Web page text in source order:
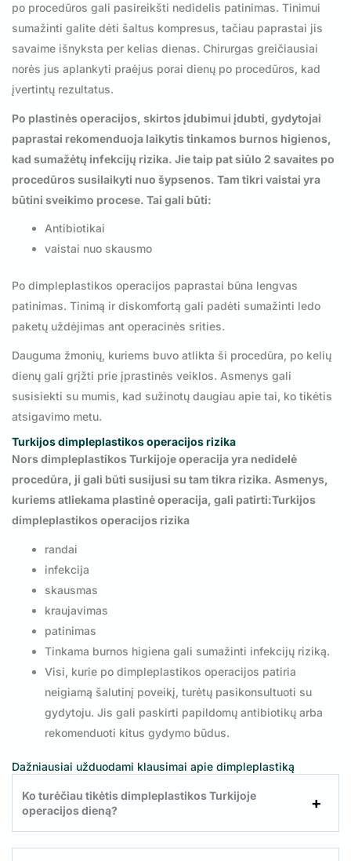
po procedūros gali pasireikšti nedidelis patinimas. Tinimui
sumažinti galite dėti šaltus kompresus, tačiau paprastai jis
savaime išnyksta per kelias dienas. Chirurgas greičiausiai
norės jus aplankyti praėjus porai dienų po procedūros, kad
įvertintų rezultatus.
Po plastinės operacijos, skirtos įdubimui įdubti, gydytojai
paprastai rekomenduoja laikytis tinkamos burnos higienos,
kad sumažėtų infekcijų rizika. Jie taip pat siūlo 2 savaites po
procedūros susilaikyti nuo šypsenos. Tam tikri vaistai yra
būtini sveikimo procese. Tai gali būti:
Antibiotikai
vaistai nuo skausmo
Po dimpleplastikos operacijos paprastai būna lengvas
patinimas. Tinimą ir diskomfortą gali padėti sumažinti ledo
paketų uždėjimas ant operacinės srities.
Dauguma žmonių, kuriems buvo atlikta ši procedūra, po kelių
dienų gali grįžti prie įprastinės veiklos. Asmenys gali
susisiekti su mumis, kad sužinotų daugiau apie tai, ko tikėtis
atsigavimo metu.
Turkijos dimpleplastikos operacijos rizika
Nors dimpleplastikos Turkijoje operacija yra nedidelė
procedūra, ji gali būti susijusi su tam tikra rizika. Asmenys,
kuriems atliekama plastinė operacija, gali patirti:Turkijos
dimpleplastikos operacijos rizika
randai
infekcija
skausmas
kraujavimas
patinimas
Tinkama burnos higiena gali sumažinti infekcijų riziką.
Visi, kurie po dimpleplastikos operacijos patiria
neigiamą šalutinį poveikį, turėtų pasikonsultuoti su
gydytoju. Jis gali paskirti papildomų antibiotikų arba
rekomenduoti kitus gydymo būdus.
Dažniausiai užduodami klausimai apie dimpleplastiką
Ko turėčiau tikėtis dimpleplastikos Turkijoje
operacijos dieną?